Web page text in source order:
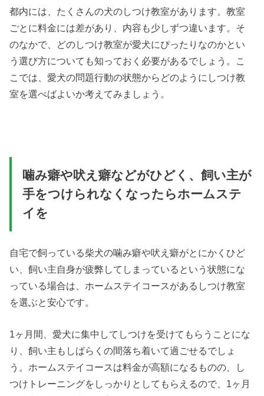
都内には、たくさんの犬のしつけ教室があります。教室
ごとに料金には差があり、内容も少しずつ違います。そ
のなかで、どのしつけ教室が愛犬にぴったりなのかとい
う選び方についても知っておく必要があるでしょう。こ
こでは、愛犬の問題行動の状態からどのようにしつけ教
室を選べばよいか考えてみましょう。
噛み癖や吠え癖などがひどく、飼い主が
手をつけられなくなったらホームステ
イを
自宅で飼っている柴犬の噛み癖や吠え癖がとにかくひど
い、飼い主自身が疲弊してしまっているという状態にな
っている場合は、ホームステイコースがあるしつけ教室
を選ぶと安心です。
1ヶ月間、愛犬に集中してしつけを受けてもらうことにな
り、飼い主もしばらくの間落ち着いて過ごせるでしょ
う。ホームステイコースは料金が高額になるものの、し
つけトレーニングをしっかりとしてもらえるので、1ヶ月